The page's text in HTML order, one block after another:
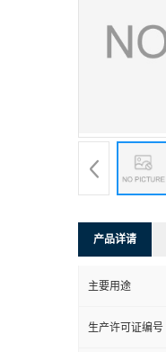
产品详请
主要用途
生产许可证编号